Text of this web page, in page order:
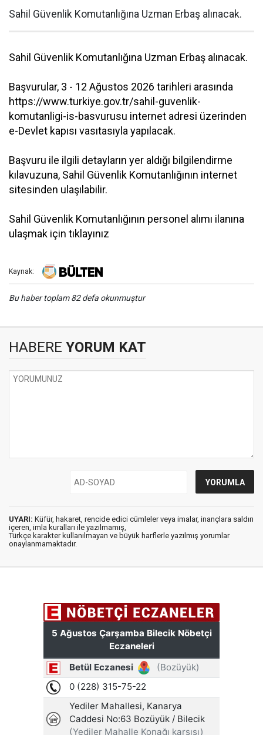
Sahil Güvenlik Komutanlığına Uzman Erbaş alınacak.
Sahil Güvenlik Komutanlığına Uzman Erbaş alınacak.
Başvurular, 3 - 12 Ağustos 2026 tarihleri arasında
https://www.turkiye.gov.tr/sahil-guvenlik-
komutanligi-is-basvurusu internet adresi üzerinden
e-Devlet kapısı vasıtasıyla yapılacak.
Başvuru ile ilgili detayların yer aldığı bilgilendirme
kılavuzuna, Sahil Güvenlik Komutanlığının internet
sitesinden ulaşılabilir.
Sahil Güvenlik Komutanlığının personel alımı ilanına
ulaşmak için tıklayınız
Kaynak:
Bu haber toplam 82 defa okunmuştur
HABERE YORUM KAT
UYARI: Küfür, hakaret, rencide edici cümleler veya imalar, inançlara saldırı
içeren, imla kuralları ile yazılmamış,
Türkçe karakter kullanılmayan ve büyük harflerle yazılmış yorumlar
onaylanmamaktadır.